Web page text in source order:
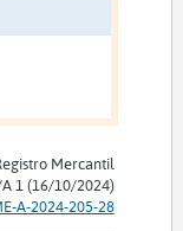
Mercantil
1 (16/10/2024)
A-2024-205-28